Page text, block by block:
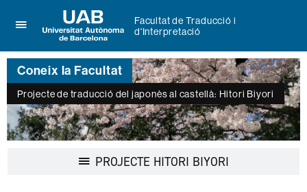
per
desplegar
el
menú
de
Facultat
de
Traducció
d'Interpretació
Universitat
Autònoma
de
Barcelona
Facultat de Traducció i
d'Interpretació
Coneix la Facultat
Projecte de traducció del japonès al castellà: Hitori Biyori
PROJECTE HITORI BIYORIDesplegar